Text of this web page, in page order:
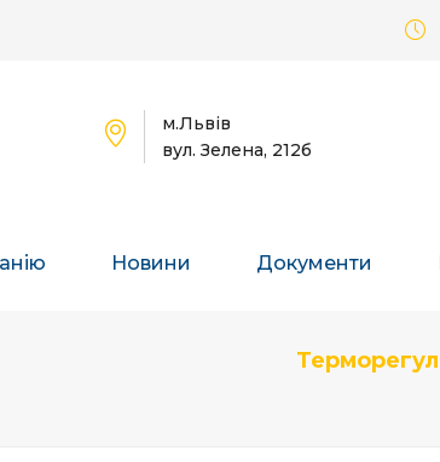
м.Львів
вул. Зелена, 212б
Новини Документи